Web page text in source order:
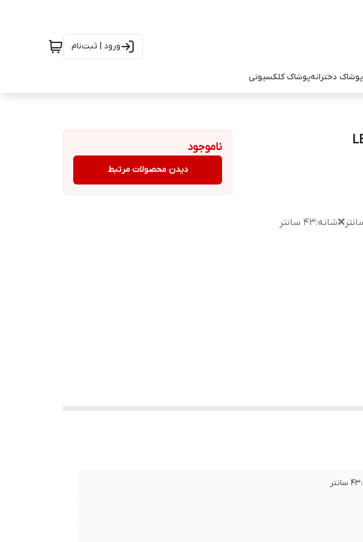
ورود | ثبت‌نام
پوشاک دخترانهپوشاک کلکسیونی
ناموجود
دیدن محصولات مرتبط